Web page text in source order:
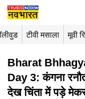
टीवी मसाला मूवी
Bharat
Day 3: कंगना
देख चिंता में पड़े